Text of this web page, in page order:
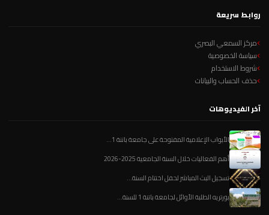
روابط سريعة
مركز السمعي البصري
سياسة الخصوصية
شروط الاستخدام
حذف الحساب والبيانات
آخر الفيديوهات
الأبواب الإعلامية المفتوحة على جامعة باتنة 1...
أهم الفعاليات خلال السنة الجامعية 2025-2026
تسجيل البث المباشر لحفل اختتام السنة...
بورتريه الطلبة الأوائل لجامعة باتنة 1 للسنة...